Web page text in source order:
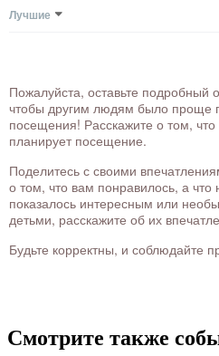
Лучшие
Пожалуйста, оставьте подробный
чтобы другим людям было проще
посещения! Расскажите о том, что
планирует посещение.
Поделитесь с своими
о том, что вам понравилось, а что
показалось интересным или
детьми, расскажите об их
Будьте корректны, и соблюдайте
Смотрите также